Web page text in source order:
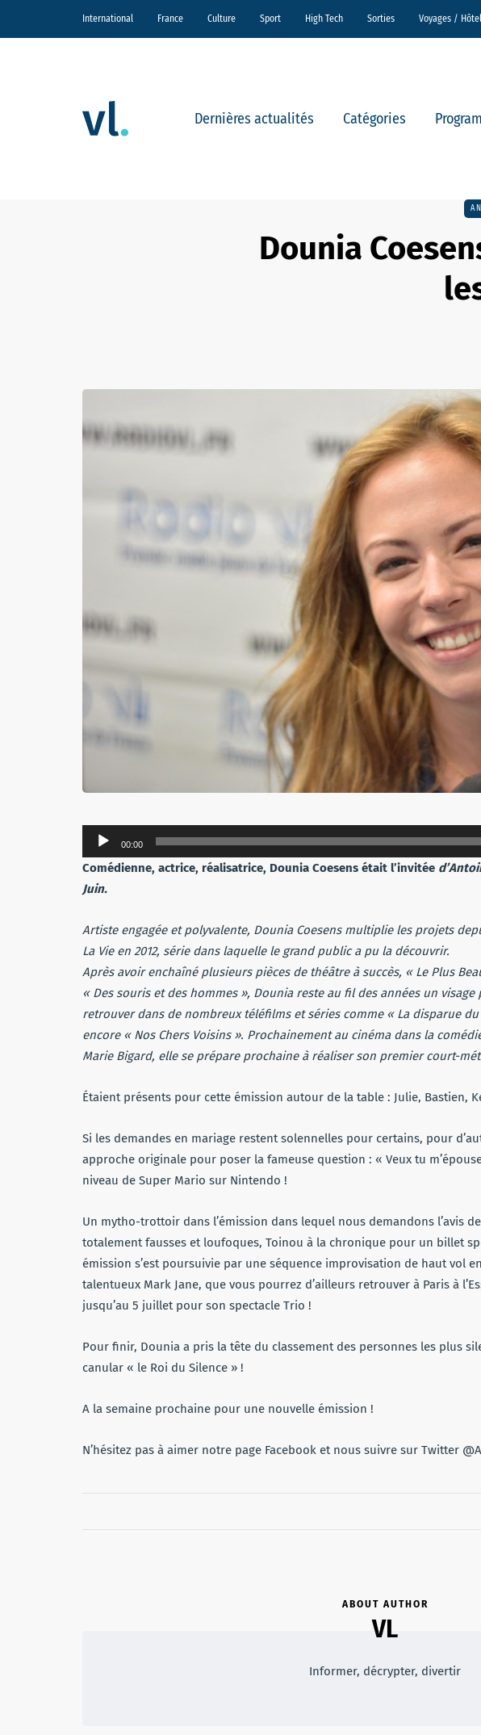
International France Culture Sport High Tech Sorties Voyages /
Dernières actualités Catégories
Dounia
Lecteur
audio
00:00
Comédienne, actrice, réalisatrice, Dounia Coesens était l’invitée
Juin.
Artiste engagée et polyvalente, Dounia Coesens multiplie les projets
La Vie en 2012, série dans laquelle le grand public a pu la découvrir.
Après avoir enchaîné plusieurs pièces de théâtre à succès, « Le Plus
« Des souris et des hommes », Dounia reste au fil des années un
retrouver dans de nombreux téléfilms et séries comme « La disparue du
encore « Nos Chers Voisins ». Prochainement au cinéma dans la
Marie Bigard, elle se prépare prochaine à réaliser son premier court-
Étaient présents pour cette émission autour de la table : Julie, Bastien,
Si les demandes en mariage restent solennelles pour certains, pour
approche originale pour poser la fameuse question : « Veux tu
niveau de Super Mario sur Nintendo !
Un mytho-trottoir dans l’émission dans lequel nous demandons l’avis
totalement fausses et loufoques, Toinou à la chronique pour un billet
émission s’est poursuivie par une séquence improvisation de haut vol
talentueux Mark Jane, que vous pourrez d’ailleurs retrouver à Paris à
jusqu’au 5 juillet pour son spectacle Trio !
Pour finir, Dounia a pris la tête du classement des personnes les plus
canular « le Roi du Silence » !
A la semaine prochaine pour une nouvelle émission !
N’hésitez pas à aimer notre page Facebook et nous suivre sur Twitter
ABOUT AUTHOR
VL
Informer, décrypter, divertir